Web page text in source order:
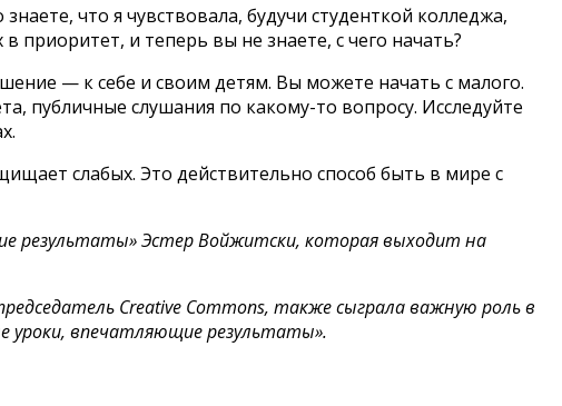
что я чувствовала, будучи студенткой колледжа,
приоритет, и теперь вы не знаете, с чего начать?
— к себе и своим детям. Вы можете начать с малого.
публичные слушания по какому-то вопросу. Исследуйте
слабых. Это действительно способ быть в мире с
результаты» Эстер Войжитски, которая выходит на
Creative Commons, также сыграла важную роль в
уроки, впечатляющие результаты».